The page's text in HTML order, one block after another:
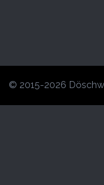
© 2015-2026